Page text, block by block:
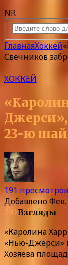
NR
ГлавнаяХоккей
Свечников
ХОККЕЙ
23-ю
191 просмотров
ДобавленоФев.
191Взгляды
«Каролина
«Нью-Джерси»
Хозяева